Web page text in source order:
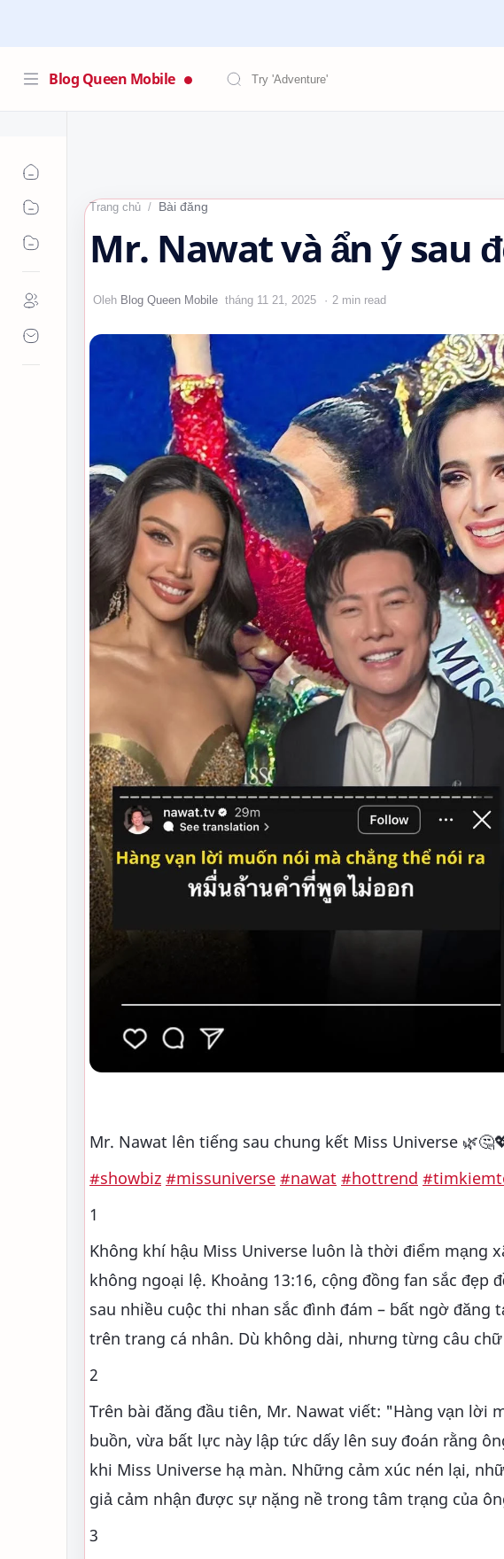
Blog Queen Mobile
Trang chủ Bài đăng
Mr. Nawat và ẩn ý sau
2 min read
Mr. Nawat lên tiếng sau chung kết Miss Universe
#showbiz #missuniverse #nawat #hottrend
1
Không khí hậu Miss Universe luôn là thời điểm mạng
không ngoại lệ. Khoảng 13:16, cộng đồng fan sắc
sau nhiều cuộc thi nhan sắc đình đám – bất ngờ
trên trang cá nhân. Dù không dài, nhưng từng câu
2
Trên bài đăng đầu tiên, Mr. Nawat viết: "Hàng vạn lời
buồn, vừa bất lực này lập tức dấy lên suy đoán rằng
khi Miss Universe hạ màn. Những cảm xúc nén lại,
giả cảm nhận được sự nặng nề trong tâm trạng của
3